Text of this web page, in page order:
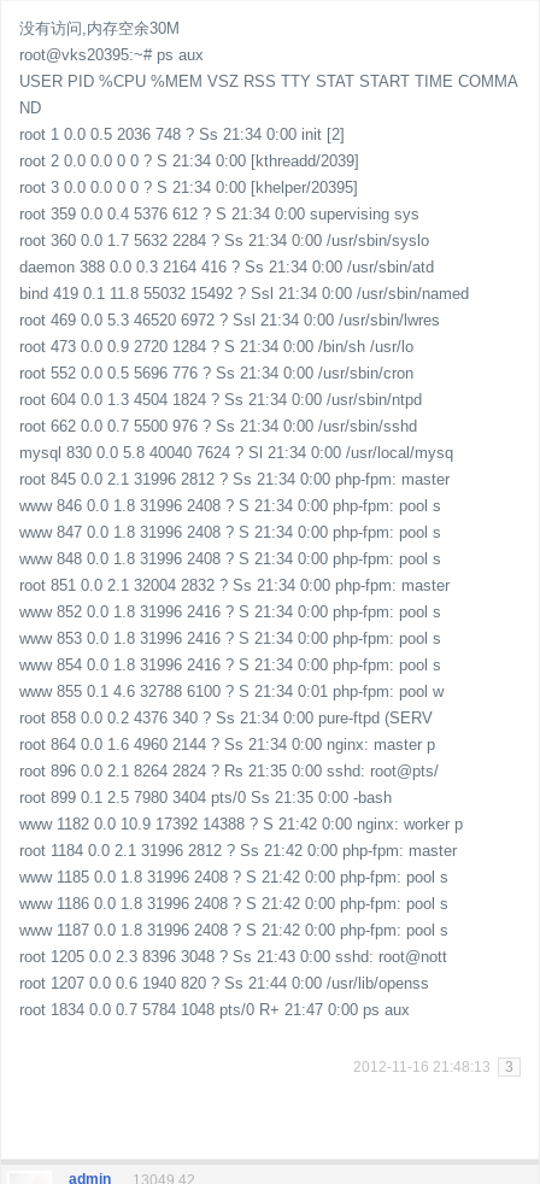
没有访问,内存空余30M
root@vks20395:~# ps aux
USER PID %CPU %MEM VSZ RSS TTY STAT START TIME COMMA
ND
root 1 0.0 0.5 2036 748 ? Ss 21:34 0:00 init [2]
root 2 0.0 0.0 0 0 ? S 21:34 0:00 [kthreadd/2039]
root 3 0.0 0.0 0 0 ? S 21:34 0:00 [khelper/20395]
root 359 0.0 0.4 5376 612 ? S 21:34 0:00 supervising sys
root 360 0.0 1.7 5632 2284 ? Ss 21:34 0:00 /usr/sbin/syslo
daemon 388 0.0 0.3 2164 416 ? Ss 21:34 0:00 /usr/sbin/atd
bind 419 0.1 11.8 55032 15492 ? Ssl 21:34 0:00 /usr/sbin/named
root 469 0.0 5.3 46520 6972 ? Ssl 21:34 0:00 /usr/sbin/lwres
root 473 0.0 0.9 2720 1284 ? S 21:34 0:00 /bin/sh /usr/lo
root 552 0.0 0.5 5696 776 ? Ss 21:34 0:00 /usr/sbin/cron
root 604 0.0 1.3 4504 1824 ? Ss 21:34 0:00 /usr/sbin/ntpd
root 662 0.0 0.7 5500 976 ? Ss 21:34 0:00 /usr/sbin/sshd
mysql 830 0.0 5.8 40040 7624 ? Sl 21:34 0:00 /usr/local/mysq
root 845 0.0 2.1 31996 2812 ? Ss 21:34 0:00 php-fpm: master
www 846 0.0 1.8 31996 2408 ? S 21:34 0:00 php-fpm: pool s
www 847 0.0 1.8 31996 2408 ? S 21:34 0:00 php-fpm: pool s
www 848 0.0 1.8 31996 2408 ? S 21:34 0:00 php-fpm: pool s
root 851 0.0 2.1 32004 2832 ? Ss 21:34 0:00 php-fpm: master
www 852 0.0 1.8 31996 2416 ? S 21:34 0:00 php-fpm: pool s
www 853 0.0 1.8 31996 2416 ? S 21:34 0:00 php-fpm: pool s
www 854 0.0 1.8 31996 2416 ? S 21:34 0:00 php-fpm: pool s
www 855 0.1 4.6 32788 6100 ? S 21:34 0:01 php-fpm: pool w
root 858 0.0 0.2 4376 340 ? Ss 21:34 0:00 pure-ftpd (SERV
root 864 0.0 1.6 4960 2144 ? Ss 21:34 0:00 nginx: master p
root 896 0.0 2.1 8264 2824 ? Rs 21:35 0:00 sshd: root@pts/
root 899 0.1 2.5 7980 3404 pts/0 Ss 21:35 0:00 -bash
www 1182 0.0 10.9 17392 14388 ? S 21:42 0:00 nginx: worker p
root 1184 0.0 2.1 31996 2812 ? Ss 21:42 0:00 php-fpm: master
www 1185 0.0 1.8 31996 2408 ? S 21:42 0:00 php-fpm: pool s
www 1186 0.0 1.8 31996 2408 ? S 21:42 0:00 php-fpm: pool s
www 1187 0.0 1.8 31996 2408 ? S 21:42 0:00 php-fpm: pool s
root 1205 0.0 2.3 8396 3048 ? Ss 21:43 0:00 sshd: root@nott
root 1207 0.0 0.6 1940 820 ? Ss 21:44 0:00 /usr/lib/openss
root 1834 0.0 0.7 5784 1048 pts/0 R+ 21:47 0:00 ps aux
2012-11-16 21:48:13 3
admin 13049.42